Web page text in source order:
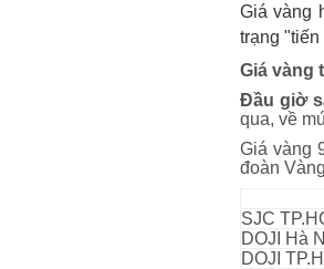
Giá vàng
trạng
Giá
Đầu giờ
qua, về
Giá vàng
đoàn
SJC
DOJI Hà
DOJI